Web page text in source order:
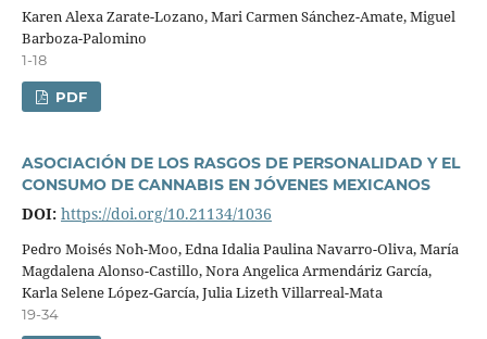
Karen Alexa Zarate-Lozano, Mari Carmen Sánchez-Amate, Miguel
Barboza-Palomino
1-18
PDF
ASOCIACIÓN DE LOS RASGOS DE PERSONALIDAD Y EL
CONSUMO DE CANNABIS EN JÓVENES MEXICANOS
DOI: https://doi.org/10.21134/1036
Pedro Moisés Noh-Moo, Edna Idalia Paulina Navarro-Oliva, Marí­a
Magdalena Alonso-Castillo, Nora Angelica Armendáriz Garcí­a,
Karla Selene López-Garcí­a, Julia Lizeth Villarreal-Mata
19-34